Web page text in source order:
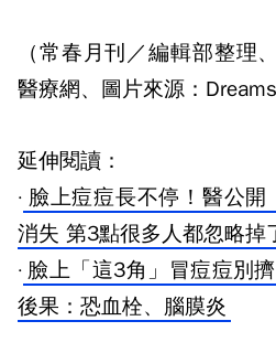
（常春月刊／編輯部整理
醫療網、圖片來源：
延伸閱讀：
· 臉上痘痘長不停！醫公
消失 第3點很多人都忽略掉
· 臉上「這3角」冒痘痘別
後果：恐血栓、腦膜炎